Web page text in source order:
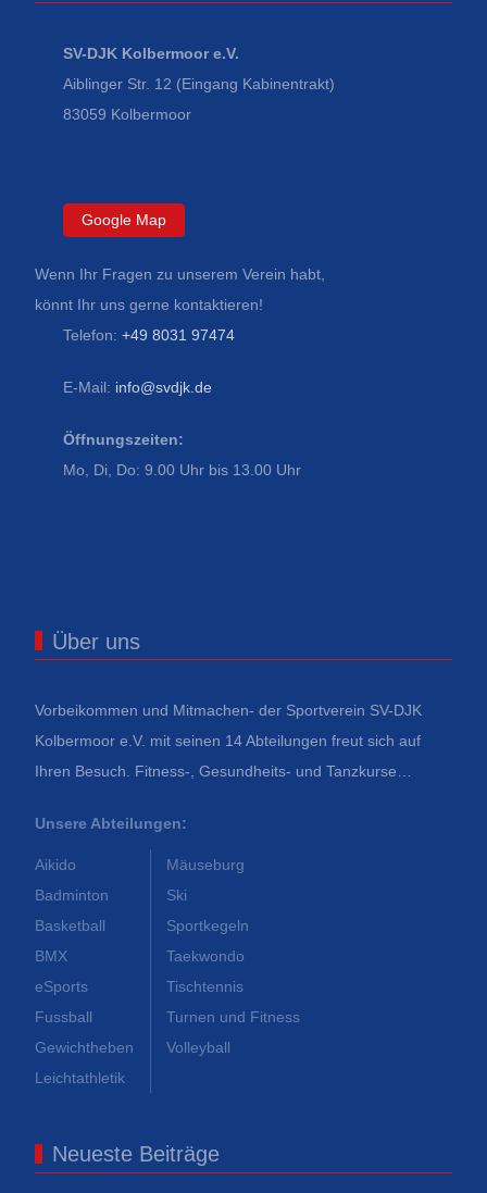
SV-DJK Kolbermoor e.V.
Aiblinger Str. 12 (Eingang Kabinentrakt)
83059 Kolbermoor
Google Map
Wenn Ihr Fragen zu unserem Verein habt,
könnt Ihr uns gerne kontaktieren!
Telefon: +49 8031 97474
E-Mail: info@svdjk.de
Öffnungszeiten:
Mo, Di, Do: 9.00 Uhr bis 13.00 Uhr
Über uns
Vorbeikommen und Mitmachen- der Sportverein SV-DJK
Kolbermoor e.V. mit seinen 14 Abteilungen freut sich auf
Ihren Besuch. Fitness-, Gesundheits- und Tanzkurse…
Unsere Abteilungen:
Aikido
Badminton
Basketball
BMX
eSports
Fussball
Gewichtheben
Leichtathletik
Mäuseburg
Ski
Sportkegeln
Taekwondo
Tischtennis
Turnen und Fitness
Volleyball
Neueste Beiträge